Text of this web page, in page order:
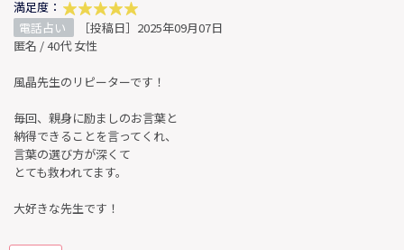
満足度：
電話占い
［投稿日］2025年09月07日
匿名 / 40代 女性
風晶先生のリピーターです！
毎回、親身に励ましのお言葉と
納得できることを言ってくれ、
言葉の選び方が深くて
とても救われてます。
大好きな先生です！